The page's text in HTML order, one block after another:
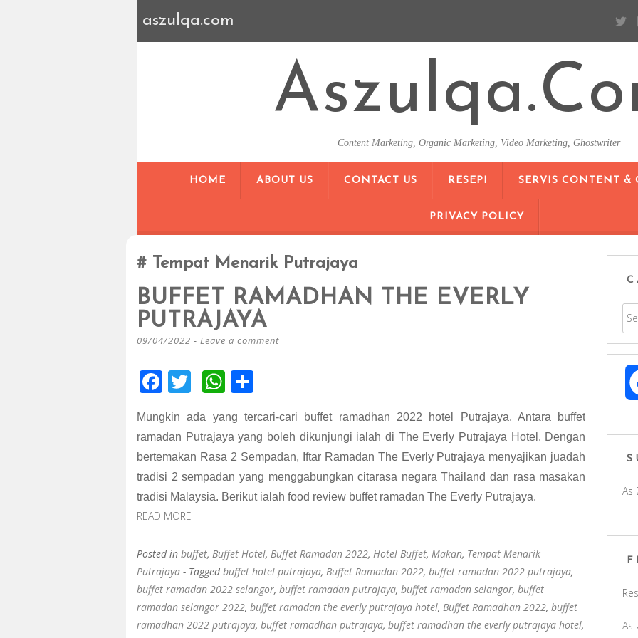
aszulqa.com
Content Marketing, Organic Marketing, Video Marketing, Ghostwriter
HOME
ABOUT US CONTACT US RESEPI SERVIS CONTENT &
PRIVACY POLICY
Tempat Menarik Putrajaya
BUFFET RAMADHAN THE EVERLY
PUTRAJAYA
09/04/2022 Leave a comment
F
ac
e
b
o
o
k
T
wi
tt
er
W
at
s
A
p
ar
e
Mungkin ada yang tercari-cari buffet ramadhan 2022 hotel Putrajaya. Antara buffet
ramadan Putrajaya yang boleh dikunjungi ialah di The Everly Putrajaya Hotel. Dengan
bertemakan Rasa 2 Sempadan, Iftar Ramadan The Everly Putrajaya menyajikan juadah
tradisi 2 sempadan yang menggabungkan citarasa negara Thailand dan rasa masakan
tradisi Malaysia. Berikut ialah food review buffet ramadan The Everly Putrajaya.
READ MORE
Posted in buffet, Buffet Hotel, Buffet Ramadan 2022, Hotel Buffet, Makan, Tempat Menarik
Putrajaya - Taggedbuffet hotel putrajaya, Buffet Ramadan 2022, buffet ramadan 2022 putrajaya,
buffet ramadan 2022 selangor, buffet ramadan putrajaya, buffet ramadan selangor, buffet
ramadan selangor 2022, buffet ramadan the everly putrajaya hotel, Buffet Ramadhan 2022, buffet
ramadhan 2022 putrajaya, buffet ramadhan putrajaya, buffet ramadhan the everly putrajaya hotel,
As
As